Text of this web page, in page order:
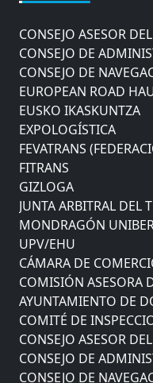
CONSEJO ASESOR
CONSEJO DE
CONSEJO DE
EUROPEAN ROAD
EUSKO IKASKUNTZA
EXPOLOGÍSTICA
FEVATRANS
FITRANS
GIZLOGA
JUNTA ARBITRAL DEL
MONDRAGÓN
UPV/EHU
CÁMARA DE
COMISIÓN ASESORA
AYUNTAMIENTO DE
COMITÉ DE
CONSEJO ASESOR
CONSEJO DE
CONSEJO DE